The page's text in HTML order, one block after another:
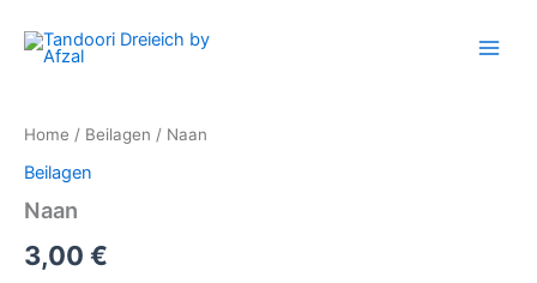
Home / Beilagen / Naan
Beilagen
Naan
3,00 €
quantity